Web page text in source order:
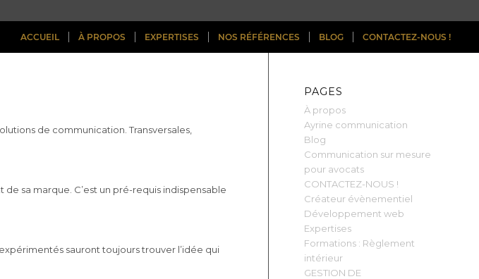
ACCUEIL À PROPOS EXPERTISES NOS RÉFÉRENCES BLOG CONTACTEZ-NOUS !
de communication. Transversales,
sa marque. C’est un pré-requis indispensable
sauront toujours trouver l’idée qui
PAGES
À propos
Ayrine communication
Blog
Communication sur mesure
pour avocats
CONTACTEZ-NOUS !
Créateur évènementiel
Développement web
Expertises
Formations : Règlement
intérieur
GESTION DE